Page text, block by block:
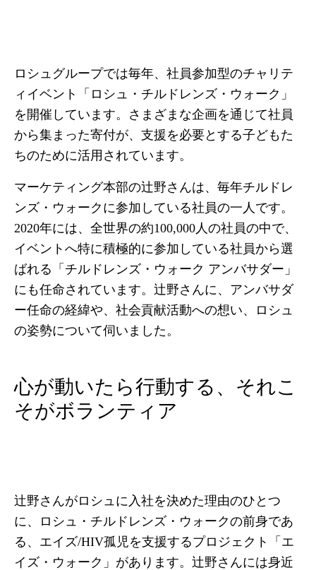
ロシュグループでは毎年、社員参加型のチャリテ
ィイベント「ロシュ・チルドレンズ・ウォーク」
を開催しています。さまざまな企画を通じて社員
から集まった寄付が、支援を必要とする子どもた
ちのために活用されています。
マーケティング本部の辻野さんは、毎年チルドレ
ンズ・ウォークに参加している社員の一人です。
2020年には、全世界の約100,000人の社員の中で、
イベントへ特に積極的に参加している社員から選
ばれる「チルドレンズ・ウォーク アンバサダー」
にも任命されています。辻野さんに、アンバサダ
ー任命の経緯や、社会貢献活動への想い、ロシュ
の姿勢について伺いました。
心が動いたら行動する、それこ
そがボランティア
辻野さんがロシュに入社を決めた理由のひとつ
に、ロシュ・チルドレンズ・ウォークの前身であ
る、エイズ/HIV孤児を支援するプロジェクト「エ
イズ・ウォーク」があります。辻野さんには身近